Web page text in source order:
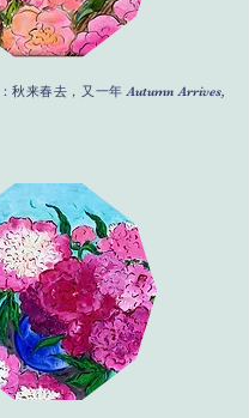
秋来春去，又一年 Autumn Arrives,